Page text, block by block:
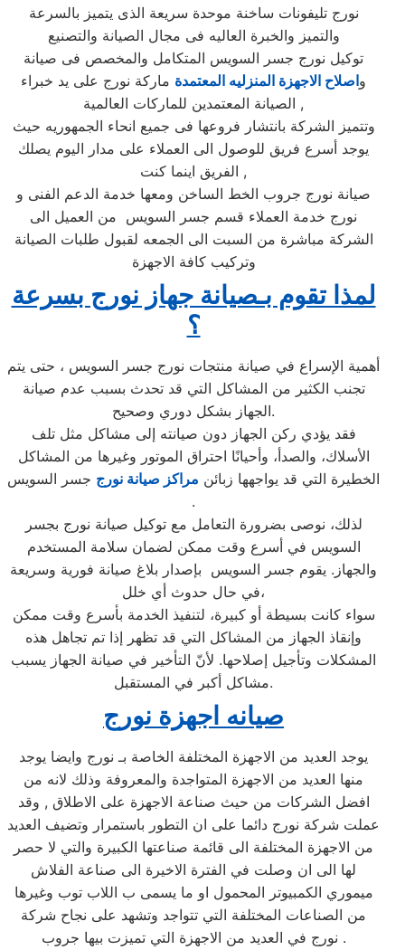
نورج تليفونات ساخنة موحدة سريعة الذى يتميز بالسرعة
والتميز والخبرة العاليه فى مجال الصيانة والتصنيع
توكيل نورج جسر السويس المتكامل والمخصص فى صيانة
واصلاح الاجهزة المنزليه المعتمدة ماركة نورج على يد خبراء
الصيانة المعتمدين للماركات العالمية ,
وتتميز الشركة بانتشار فروعها فى جميع انحاء الجمهوريه حيث
يوجد أسرع فريق للوصول الى العملاء على مدار اليوم يصلك
الفريق اينما كنت ,
صيانة نورج جروب الخط الساخن ومعها خدمة الدعم الفنى و
نورج خدمة العملاء قسم جسر السويس من العميل الى
الشركة مباشرة من السبت الى الجمعه لقبول طلبات الصيانة
وتركيب كافة الاجهزة
لمذا تقوم بـصيانة جهاز نورج بسرعة
؟
أهمية الإسراع في صيانة منتجات نورج جسر السويس ، حتى يتم
تجنب الكثير من المشاكل التي قد تحدث بسبب عدم صيانة
الجهاز بشكل دوري وصحيح.
فقد يؤدي ركن الجهاز دون صيانته إلى مشاكل مثل تلف
الأسلاك، والصدأ، وأحيانًا احتراق الموتور وغيرها من المشاكل
الخطيرة التي قد يواجهها زبائن مراكز صيانة نورج جسر السويس
.
لذلك، نوصى بضرورة التعامل مع توكيل صيانة نورج بجسر
السويس في أسرع وقت ممكن لضمان سلامة المستخدم
والجهاز. يقوم جسر السويس بإصدار بلاغ صيانة فورية وسريعة
في حال حدوث أي خلل،
سواء كانت بسيطة أو كبيرة، لتنفيذ الخدمة بأسرع وقت ممكن
وإنقاذ الجهاز من المشاكل التي قد تظهر إذا تم تجاهل هذه
المشكلات وتأجيل إصلاحها. لأنّ التأخير في صيانة الجهاز يسبب
مشاكل أكبر في المستقبل.
صيانه اجهزة نورج
يوجد العديد من الاجهزة المختلفة الخاصة بـ نورج وايضا يوجد
منها العديد من الاجهزة المتواجدة والمعروفة وذلك لانه من
افضل الشركات من حيث صناعة الاجهزة على الاطلاق , وقد
عملت شركة نورج دائما على ان التطور باستمرار وتضيف العديد
من الاجهزة المختلفة الى قائمة صناعتها الكبيرة والتي لا حصر
لها الى ان وصلت في الفترة الاخيرة الى صناعة الفلاش
ميموري الكمبيوتر المحمول او ما يسمى ب اللاب توب وغيرها
من الصناعات المختلفة التي تتواجد وتشهد على نجاح شركة
نورج في العديد من الاجهزة التي تميزت بيها جروب .